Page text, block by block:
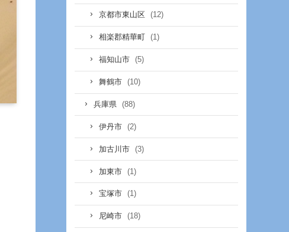
京都市東山区 (12)
相楽郡精華町 (1)
福知山市 (5)
舞鶴市 (10)
兵庫県 (88)
伊丹市 (2)
加古川市 (3)
加東市 (1)
宝塚市 (1)
尼崎市 (18)